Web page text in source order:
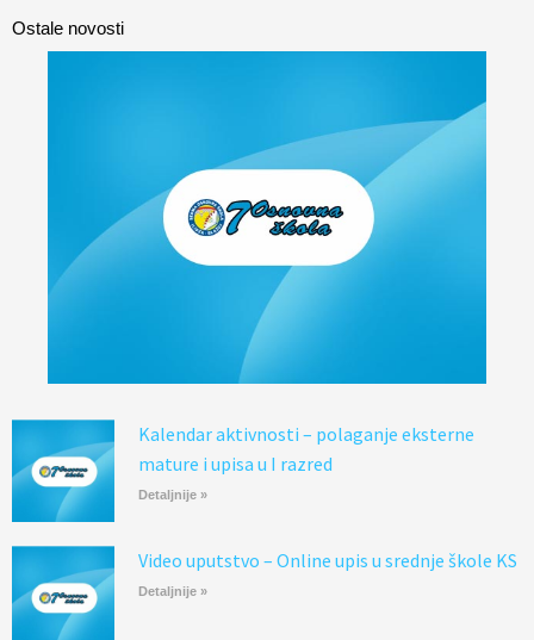
Ostale novosti
Kalendar aktivnosti – polaganje eksterne
mature i upisa u I razred
Detaljnije »
Video uputstvo – Online upis u srednje škole KS
Detaljnije »